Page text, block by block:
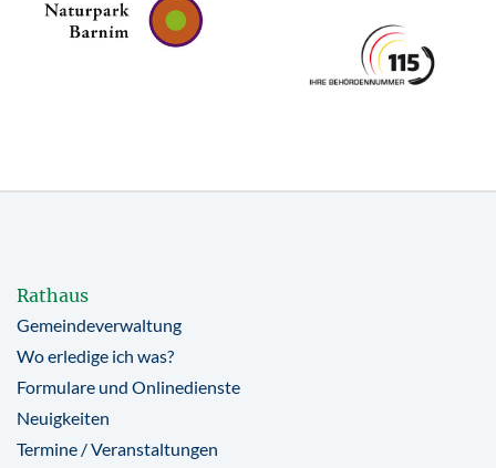
Rathaus
Gemeindeverwaltung
Wo erledige ich was?
Formulare und Onlinedienste
Neuigkeiten
Termine / Veranstaltungen